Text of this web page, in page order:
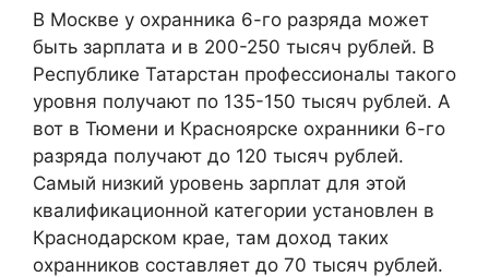
В Москве у охранника 6-го разряда может
быть зарплата и в 200-250 тысяч рублей. В
Республике Татарстан профессионалы такого
уровня получают по 135-150 тысяч рублей. А
вот в Тюмени и Красноярске охранники 6-го
разряда получают до 120 тысяч рублей.
Самый низкий уровень зарплат для этой
квалификационной категории установлен в
Краснодарском крае, там доход таких
охранников составляет до 70 тысяч рублей.